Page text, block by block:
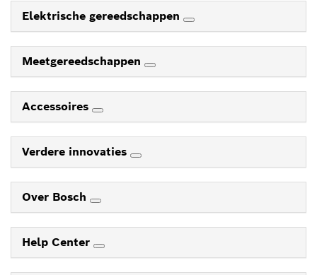
Elektrische gereedschappen
Meetgereedschappen
Accessoires
Verdere innovaties
Over Bosch
Help Center